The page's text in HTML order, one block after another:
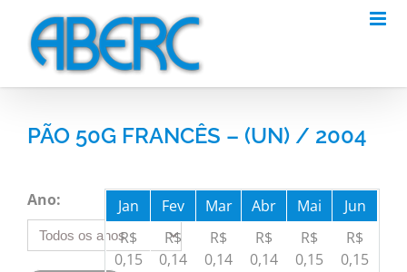
content
PÃO 50G FRANCÊS – (UN) / 2004
Ano: Jan Fev Mar Abr Mai
Jun
R$
0,15
R$
0,14
R$
0,14
R$
0,14
R$
0,15
R$
0,15